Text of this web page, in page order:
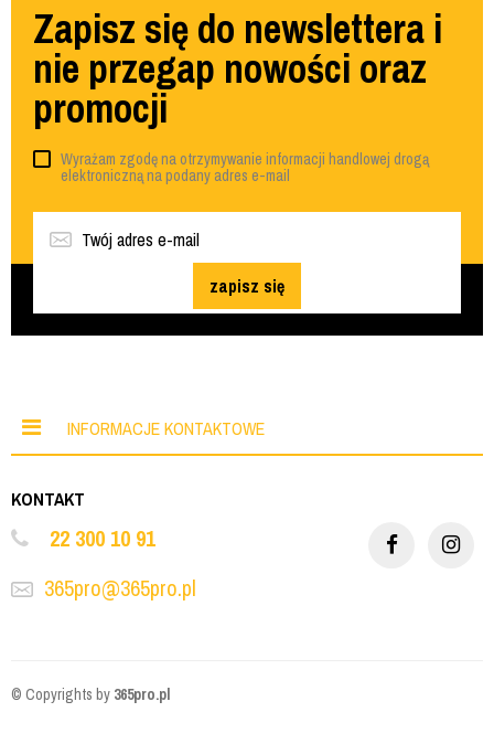
Zapisz się do newslettera i
nie przegap nowości oraz
promocji
Wyrażam zgodę na otrzymywanie informacji handlowej drogą
elektroniczną na podany adres e-mail
zapisz się
INFORMACJE KONTAKTOWE
KONTAKT
22 300 10 91
365pro@365pro.pl
© Copyrights by 365pro.pl